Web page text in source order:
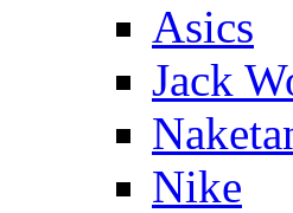
Asics
Jack
Nike